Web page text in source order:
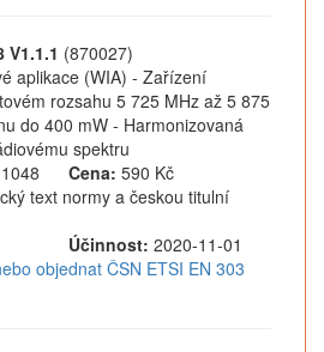
V1.1.1 (870027)
aplikace (WIA) - Zařízení
rozsahu 5 725 MHz až 5 875
do 400 mW - Harmonizovaná
spektru
Cena: 590 Kč
text normy a českou titulní
Účinnost: 2020-11-01
objednat ČSN ETSI EN 303